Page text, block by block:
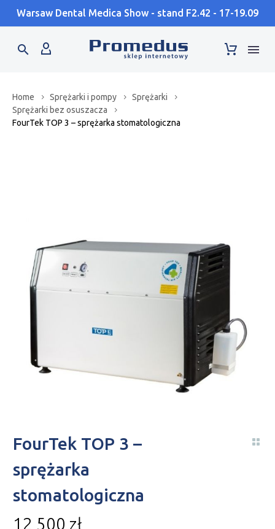
Warsaw Dental Medica Show - stand F2.42 - 17-19.09
Home Sprężarki i pompy
Sprężarki
Sprężarki bez osuszacza
FourTek TOP 3 – sprężarka stomatologiczna
FourTek TOP 3 –
sprężarka
stomatologiczna
12 500 zł